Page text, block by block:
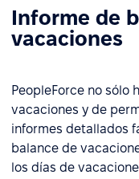
Informe de
vacaciones
PeopleForce no sólo
vacaciones y de
informes detallados
balance de
los días de